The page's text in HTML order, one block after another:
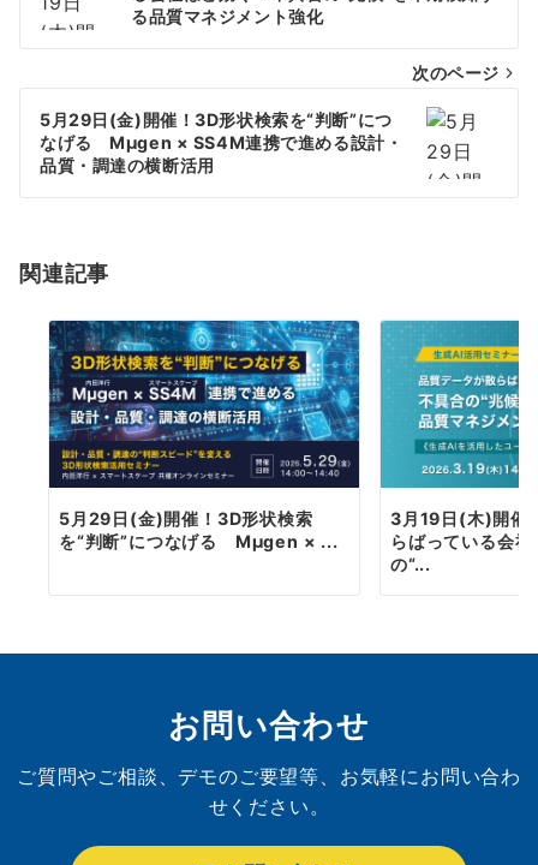
ナ
ビ
ゲ
ー
シ
ン
る品質マネジメント強化
次のページ
5月29日(金)開催！3D形状検索を“判断”につ
なげる Mµgen × SS4M連携で進める設計・
品質・調達の横断活用
関連記事
5月29日(金)開催！3D形状検索
を“判断”につなげる Mµgen × ...
3月19日(木)開催
らばっている会
の“...
お問い合わせ
ご質問やご相談、デモのご要望等、お気軽にお問い合わ
せください。